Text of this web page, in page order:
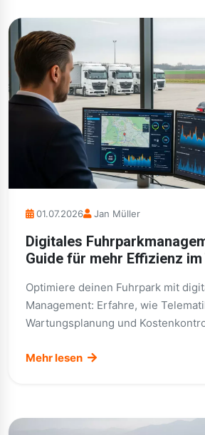
01.07.2026 Jan Müller
Digitales
Guide für mehr Effizienz
Optimiere deinen Fuhrpark mit
Management: Erfahre, wie
Wartungsplanung und
Mehr lesen